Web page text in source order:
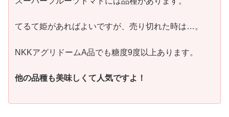
てるて姫があればよいですが、売り切れた時は…。
NKKアグリドームA品でも糖度9度以上あります。
他の品種も美味しくて人気ですよ！